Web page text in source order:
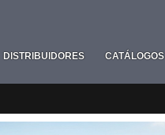
DISTRIBUIDORES CATÁLOGOS